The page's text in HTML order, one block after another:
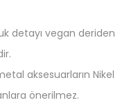
detayı vegan deriden
aksesuarların Nikel
önerilmez.